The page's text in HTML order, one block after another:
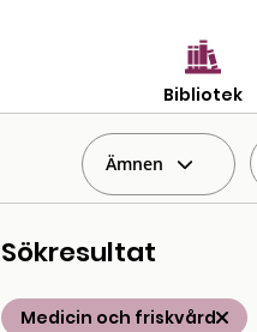
Bibliotek
Ämnen
Sökresultat
Medicin och friskvård